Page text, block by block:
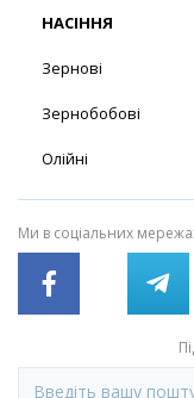
НАСІННЯ
Зернові
Зернобобові
Олійні
Ми в соціальних